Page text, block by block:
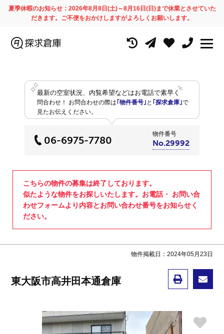
夏季休暇のお知らせ：2026年8月8日(土)～8月16日(日)まで休業とさせていた
だきます。ご不便をおかけしますがよろしくお願いします。
最新の空室状況、内覧希望などはお電話で素早く
問合わせ！ お問合わせの際は ｢物件番号｣ と ｢探求倉庫｣で
見たお伝えください。
06-6975-7780
物件番号
No.29992
こちらの物件の募集は終了しております。
似たような物件をお探しいたします。お電話・ お問い合
わせフォームより内容とお問い合わせ番号をお知らせく
ださい。
物件掲載日：2024年05月23日
東大阪市高井田本通倉庫